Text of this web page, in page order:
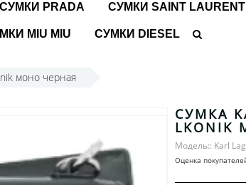
СУМКИ PRADA СУМКИ SAINT LAURENT
MIU MIU СУМКИ DIESEL
моно черная
СУМКА
Модель:: Karl
Оценка